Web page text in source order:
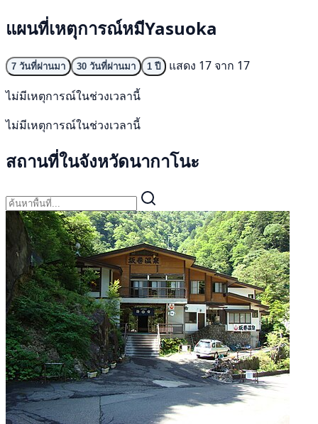
แผนที่เหตุการณ์หมีYasuoka
7 วันที่ผ่านมา 30 วันที่ผ่านมา 1 ปี
แสดง 17 จาก 17
ไม่มีเหตุการณ์ในช่วงเวลานี้
ไม่มีเหตุการณ์ในช่วงเวลานี้
สถานที่ในจังหวัดนากาโนะ